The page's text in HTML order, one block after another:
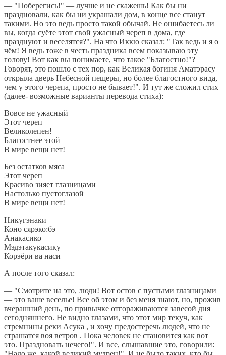
— "Поберегись!" — лучше и не скажешь! Как бы ни
праздновали, как бы ни украшали дом, в конце все станут
такими. Но это ведь просто такой обычай. Не ошибаетесь ли
вы, когда суёте этот свой ужасный череп в дома, где
празднуют и веселятся?". На что Иккю сказал: "Так ведь и я о
чём! Я ведь тоже в честь праздника всем показываю эту
голову! Вот как вы понимаете, что такое "Благостно!"?
Говорят, это пошло с тех пор, как Великая богиня Аматэрасу
открыла дверь Небесной пещеры, но более благостного вида,
чем у этого черепа, просто не бывает!". И тут же сложил стих
(далее- возможные варианты перевода стиха):
Вовсе не ужасный
Этот череп
Великолепен!
Благостнее этой
В мире вещи нет!
Без остатков мяса
Этот череп
Красиво зияет глазницами
Настолько пустоглазой
В мире вещи нет!
Никугэнаки
Коно сярэко:бэ
Анакасико
Мэдэтакукасику
Корэёри ва наси
А после того сказал:
— "Смотрите на это, люди! Вот остов с пустыми глазницами
— это ваше веселье! Все об этом и без меня знают, но, прожив
вчерашний день, по привычке отгораживаются завесой дня
сегодняшнего. Не видно глазами, что этот мир текуч, как
стремнины реки Асука , и хочу предостеречь людей, что не
страшатся воя ветров . Пока человек не становится как вот
это. Праздновать нечего!". И все, слышавшие это, говорили: